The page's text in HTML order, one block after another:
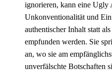
ignorieren, kann eine Ugly
Unkonventionalität und
authentischer Inhalt statt
empfunden werden. Sie
an, wo sie am
unverfälschte Botschaften